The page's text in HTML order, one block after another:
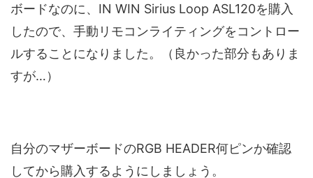
ボードなのに、IN WIN Sirius Loop ASL120を購入
したので、手動リモコンライティングをコントロー
ルすることになりました。（良かった部分もありま
すが…）
自分のマザーボードのRGB HEADER何ピンか確認
してから購入するようにしましょう。